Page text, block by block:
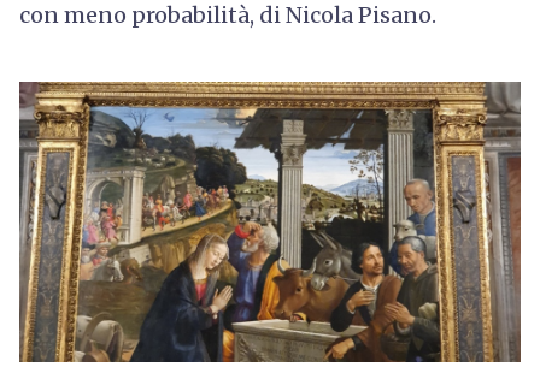
con meno probabilità, di Nicola Pisano.